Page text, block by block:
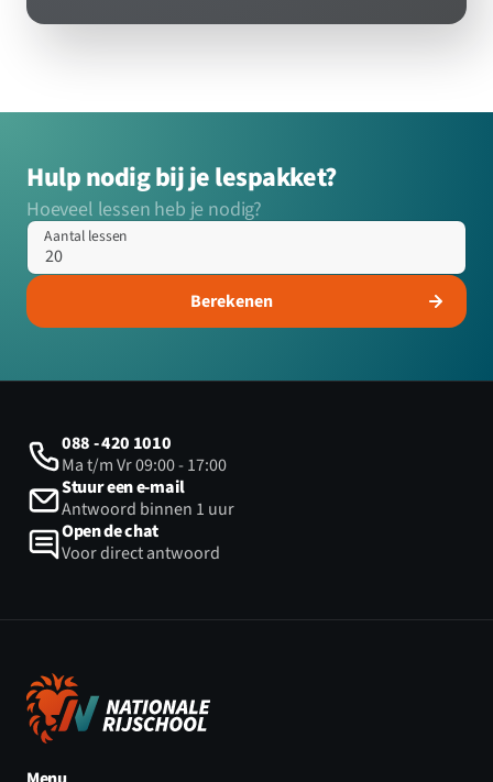
Hulp nodig bij je lespakket?
Hoeveel lessen heb je nodig?
Aantal lessen
Berekenen
088 - 420 1010
Ma t/m Vr 09:00 - 17:00
Stuur een e-mail
Antwoord binnen 1 uur
Open de chat
Voor direct antwoord